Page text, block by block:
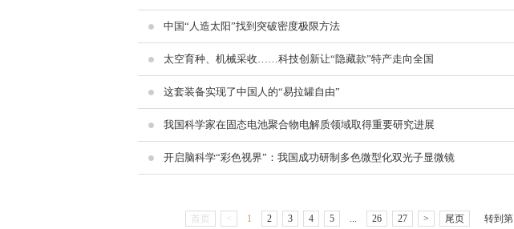
中国“人造太阳”找到突破密度极限方法
太空育种、机械采收……科技创新让“隐藏款”特产走向全国
这套装备实现了中国人的“易拉罐自由”
我国科学家在固态电池聚合物电解质领域取得重要研究进展
开启脑科学“彩色视界”：我国成功研制多色微型化双光子显微镜
首页 < 1 2 3 4 5 ... 26 27 > 尾页 转到第